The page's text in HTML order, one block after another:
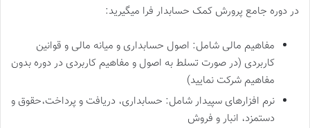
در دوره جامع پرورش کمک حسابدار فرا میگیرید:
مفاهیم مالی شامل: اصول حسابداری و میانه مالی و قوانین
کاربردی (در صورت تسلط به اصول و مفاهیم کاربردی در دوره بدون
مفاهیم شرکت نمایید)
نرم افزارهای سپیدار شامل: حسابداری، دریافت و پرداخت،حقوق و
دستمزد، انبار و فروش